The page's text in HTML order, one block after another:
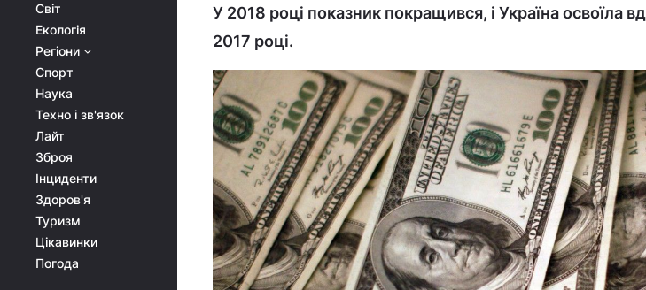
Світ
Екологія
Регіони
Спорт
Наука
Техно і зв'язок
Лайт
Зброя
Інциденти
Здоров'я
Туризм
Цікавинки
Погода
У 2018 році показник покращився, і Україна освоїла
2017 році.